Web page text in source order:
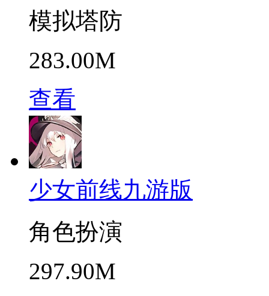
模拟塔防
283.00M
查看
少女前线九游版
角色扮演
297.90M